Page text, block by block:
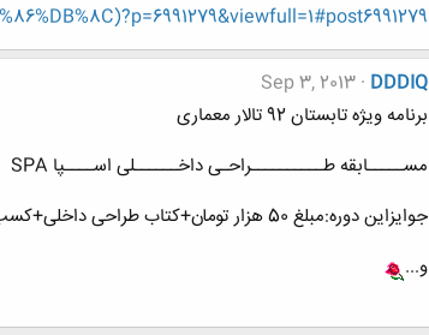
DDDIQ
Sep 3, 2013
برنامه ویژه تابستان 92 تالار معماری
مســـــابقه طــــــــــراحـی داخــــــلی اســــپا SPA
جوایزاین دوره:مبلغ 50 هزار تومان+کتاب طراحی داخلی+کسب تقدیر نامه
و...